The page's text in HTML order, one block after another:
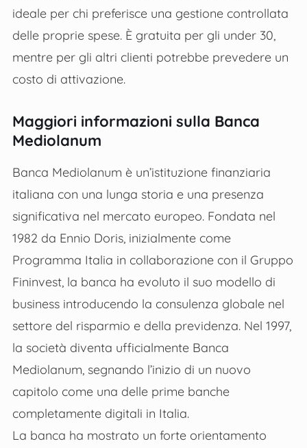
ideale per chi preferisce una gestione controllata
delle proprie spese. È gratuita per gli under 30,
mentre per gli altri clienti potrebbe prevedere un
costo di attivazione​.
Maggiori informazioni sulla Banca
Mediolanum
Banca Mediolanum è un’istituzione finanziaria
italiana con una lunga storia e una presenza
significativa nel mercato europeo. Fondata nel
1982 da Ennio Doris, inizialmente come
Programma Italia in collaborazione con il Gruppo
Fininvest, la banca ha evoluto il suo modello di
business introducendo la consulenza globale nel
settore del risparmio e della previdenza. Nel 1997,
la società diventa ufficialmente Banca
Mediolanum, segnando l’inizio di un nuovo
capitolo come una delle prime banche
completamente digitali in Italia.
La banca ha mostrato un forte orientamento